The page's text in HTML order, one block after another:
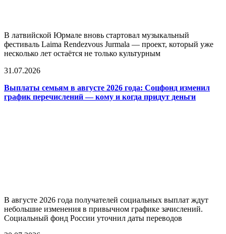
В латвийской Юрмале вновь стартовал музыкальный
фестиваль Laima Rendezvous Jurmala — проект, который уже
несколько лет остаётся не только культурным
31.07.2026
Выплаты семьям в августе 2026 года: Соцфонд изменил
график перечислений — кому и когда придут деньги
В августе 2026 года получателей социальных выплат ждут
небольшие изменения в привычном графике зачислений.
Социальный фонд России уточнил даты переводов